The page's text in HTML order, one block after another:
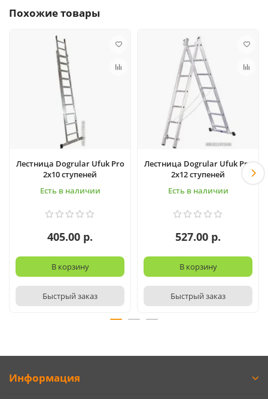
Похожие товары
Лестница Dogrular Ufuk Pro
2x10 ступеней
Есть в наличии
405.00 р.
В корзину
Быстрый заказ
Лестница Dogrular Ufuk Pro
2x12 ступеней
Есть в наличии
527.00 р.
В корзину
Быстрый заказ
Информация